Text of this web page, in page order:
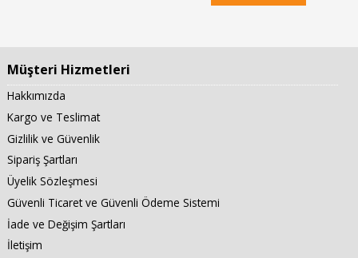
Müşteri Hizmetleri
Hakkımızda
Kargo ve Teslimat
Gizlilik ve Güvenlik
Sipariş Şartları
Üyelik Sözleşmesi
Güvenli Ticaret ve Güvenli Ödeme Sistemi
İade ve Değişim Şartları
İletişim